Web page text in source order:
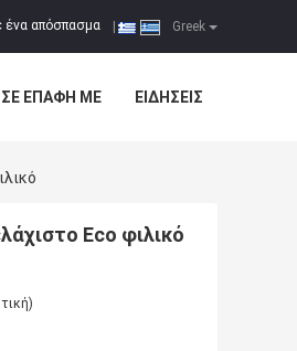
Greek
ένα απόσπασμα
ΕΠΑΦΉ ΜΕ ΕΙΔΉΣΕΙΣ
Eco φιλικό